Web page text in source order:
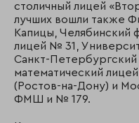
столичный лицей
лучших вошли также
Капицы, Челябинский
лицей № 31,
Санкт-
математический
(Ростов-на-Дону) и
ФМШ и № 179.